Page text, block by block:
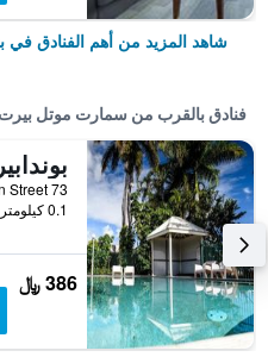
شاهد المزيد من أهم الفنادق في
فنادق بالقرب من سمارت موتل بيرت
0.1 كيلومتر عن وسط المدينة
386 ﷼